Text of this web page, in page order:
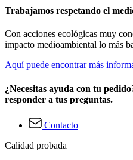
Trabajamos respetando el
Con acciones ecológicas muy
impacto medioambiental lo más
Aquí puede encontrar más
¿Necesitas ayuda con tu
responder a tus preguntas.
Contacto
Calidad probada